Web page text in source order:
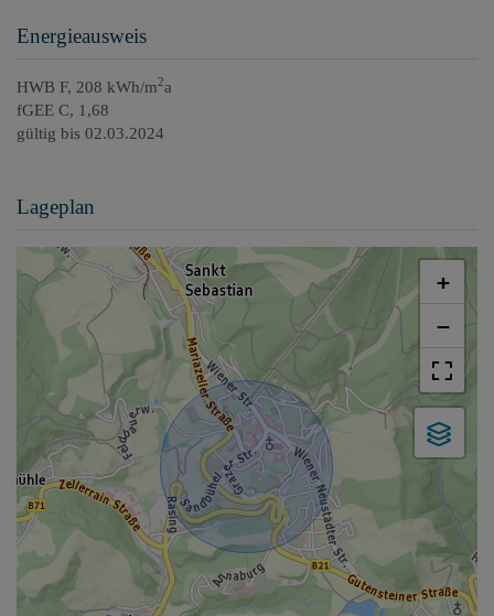
Energieausweis
HWB F, 208 kWh/m2a
fGEE C, 1,68
gültig bis 02.03.2024
Lageplan
+
−